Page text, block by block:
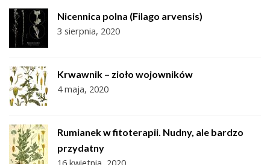
Nicennica polna (Filago arvensis)
3 sierpnia, 2020
Krwawnik – zioło wojowników
4 maja, 2020
Rumianek w fitoterapii. Nudny, ale bardzo
przydatny
16 kwietnia, 2020